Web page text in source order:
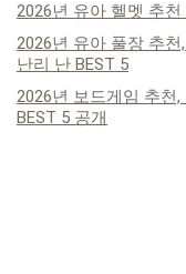
2026년 유아 헬멧 추
2026년 유아 풀장 추천
난리 난 BEST 5
2026년 보드게임 추천,
BEST 5 공개